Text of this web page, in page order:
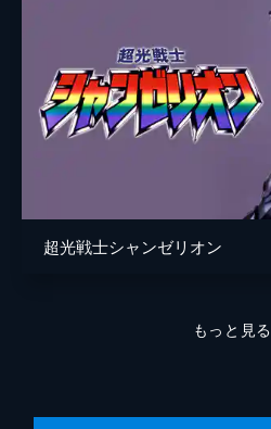
超光戦士シャンゼリオン
もっと見る